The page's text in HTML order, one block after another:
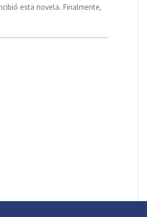
esta novela. Finalmente,